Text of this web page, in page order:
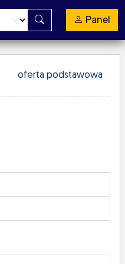
Panel
oferta podstawowa